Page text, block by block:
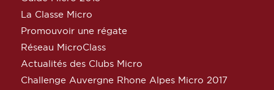
La Classe Micro
Promouvoir une régate
Réseau MicroClass
Actualités des Clubs Micro
Challenge Auvergne Rhone Alpes Micro 2017